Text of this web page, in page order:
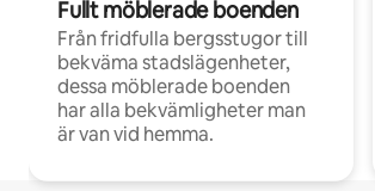
Fullt möblerade boenden
Från fridfulla bergsstugor till
bekväma stadslägenheter,
dessa möblerade boenden
har alla bekvämligheter man
är van vid hemma.